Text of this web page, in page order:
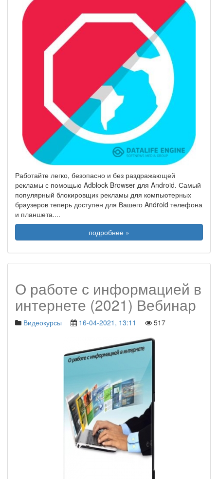
Работайте легко, безопасно и без раздражающей
рекламы с помощью Adblock Browser для Android. Самый
популярный блокировщик рекламы для компьютерных
браузеров теперь доступен для Вашего Android телефона
и планшета....
подробнее »
О работе с информацией в
интернете (2021) Вебинар
Видеокурсы 16-04-2021, 13:11 517